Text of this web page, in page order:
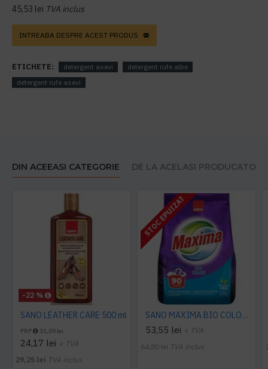
45,53 lei TVA inclus
INTREABA DESPRE ACEST PRODUS
ETICHETE: detergent asevi
detergent rufe albe
detergent rufe asevi
DIN ACEEASI CATEGORIE DE LA ACELASI PRODUCATOR
-22 %
SANO LEATHER CARE 500 ml
PRP 31,09 lei
24,17 lei + TVA
29,25 lei TVA inclus
STOC EPUIZAT
SANO MAXIMA BIO COLOR DETERGENT PUDRA, 3.25 Kg
53,55 lei + TVA
64,80 lei TVA inclus